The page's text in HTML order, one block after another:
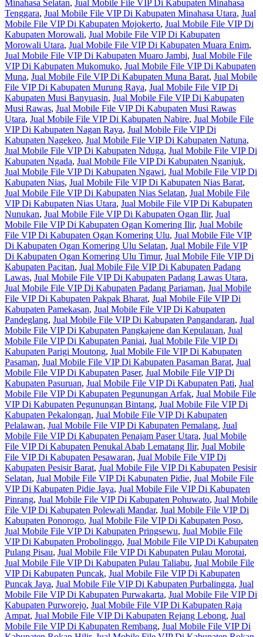
Minahasa Selatan, Jual Mobile File VIP Di Kabupaten Minahasa
Tenggara, Jual Mobile File VIP Di Kabupaten Minahasa Utara, Jual
Mobile File VIP Di Kabupaten Mojokerto, Jual Mobile File VIP Di
Kabupaten Morowali, Jual Mobile File VIP Di Kabupaten
Morowali Utara, Jual Mobile File VIP Di Kabupaten Muara Enim,
Jual Mobile File VIP Di Kabupaten Muaro Jambi, Jual Mobile File
VIP Di Kabupaten Mukomuko, Jual Mobile File VIP Di Kabupaten
Muna, Jual Mobile File VIP Di Kabupaten Muna Barat, Jual Mobile
File VIP Di Kabupaten Murung Raya, Jual Mobile File VIP Di
Kabupaten Musi Banyuasin, Jual Mobile File VIP Di Kabupaten
Musi Rawas, Jual Mobile File VIP Di Kabupaten Musi Rawas
Utara, Jual Mobile File VIP Di Kabupaten Nabire, Jual Mobile File
VIP Di Kabupaten Nagan Raya, Jual Mobile File VIP Di
Kabupaten Nagekeo, Jual Mobile File VIP Di Kabupaten Natuna,
Jual Mobile File VIP Di Kabupaten Nduga, Jual Mobile File VIP Di
Kabupaten Ngada, Jual Mobile File VIP Di Kabupaten Nganjuk,
Jual Mobile File VIP Di Kabupaten Ngawi, Jual Mobile File VIP Di
Kabupaten Nias, Jual Mobile File VIP Di Kabupaten Nias Barat,
Jual Mobile File VIP Di Kabupaten Nias Selatan, Jual Mobile File
VIP Di Kabupaten Nias Utara, Jual Mobile File VIP Di Kabupaten
Nunukan, Jual Mobile File VIP Di Kabupaten Ogan Ilir, Jual
Mobile File VIP Di Kabupaten Ogan Komering Ilir, Jual Mobile
File VIP Di Kabupaten Ogan Komering Ulu, Jual Mobile File VIP
Di Kabupaten Ogan Komering Ulu Selatan, Jual Mobile File VIP
Di Kabupaten Ogan Komering Ulu Timur, Jual Mobile File VIP Di
Kabupaten Pacitan, Jual Mobile File VIP Di Kabupaten Padang
Lawas, Jual Mobile File VIP Di Kabupaten Padang Lawas Utara,
Jual Mobile File VIP Di Kabupaten Padang Pariaman, Jual Mobile
File VIP Di Kabupaten Pakpak Bharat, Jual Mobile File VIP Di
Kabupaten Pamekasan, Jual Mobile File VIP Di Kabupaten
Pandeglang, Jual Mobile File VIP Di Kabupaten Pangandaran, Jual
Mobile File VIP Di Kabupaten Pangkajene dan Kepulauan, Jual
Mobile File VIP Di Kabupaten Paniai, Jual Mobile File VIP Di
Kabupaten Parigi Moutong, Jual Mobile File VIP Di Kabupaten
Pasaman, Jual Mobile File VIP Di Kabupaten Pasaman Barat, Jual
Mobile File VIP Di Kabupaten Paser, Jual Mobile File VIP Di
Kabupaten Pasuruan, Jual Mobile File VIP Di Kabupaten Pati, Jual
Mobile File VIP Di Kabupaten Pegunungan Arfak, Jual Mobile File
VIP Di Kabupaten Pegunungan Bintang, Jual Mobile File VIP Di
Kabupaten Pekalongan, Jual Mobile File VIP Di Kabupaten
Pelalawan, Jual Mobile File VIP Di Kabupaten Pemalang, Jual
Mobile File VIP Di Kabupaten Penajam Paser Utara, Jual Mobile
File VIP Di Kabupaten Penukal Abab Lematang Ilir, Jual Mobile
File VIP Di Kabupaten Pesawaran, Jual Mobile File VIP Di
Kabupaten Pesisir Barat, Jual Mobile File VIP Di Kabupaten Pesisir
Selatan, Jual Mobile File VIP Di Kabupaten Pidie, Jual Mobile File
VIP Di Kabupaten Pidie Jaya, Jual Mobile File VIP Di Kabupaten
Pinrang, Jual Mobile File VIP Di Kabupaten Pohuwato, Jual Mobile
File VIP Di Kabupaten Polewali Mandar, Jual Mobile File VIP Di
Kabupaten Ponorogo, Jual Mobile File VIP Di Kabupaten Poso,
Jual Mobile File VIP Di Kabupaten Pringsewu, Jual Mobile File
VIP Di Kabupaten Probolinggo, Jual Mobile File VIP Di Kabupaten
Pulang Pisau, Jual Mobile File VIP Di Kabupaten Pulau Morotai,
Jual Mobile File VIP Di Kabupaten Pulau Taliabu, Jual Mobile File
VIP Di Kabupaten Puncak, Jual Mobile File VIP Di Kabupaten
Puncak Jaya, Jual Mobile File VIP Di Kabupaten Purbalingga, Jual
Mobile File VIP Di Kabupaten Purwakarta, Jual Mobile File VIP Di
Kabupaten Purworejo, Jual Mobile File VIP Di Kabupaten Raja
Ampat, Jual Mobile File VIP Di Kabupaten Rejang Lebong, Jual
Mobile File VIP Di Kabupaten Rembang, Jual Mobile File VIP Di